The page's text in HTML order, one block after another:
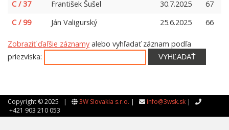
C / 37
František Šušel 30.7.2025
67
C / 99
Ján Valigurský 25.6.2025 66
Zobraziť ďaľšie záznamy alebo vyhľadať záznam podľa
priezviska:
VYHĽADAŤ
Copyright © 2025 | 3W Slovakia s.r.o. | info@3wsk.sk |
+421 903 210 053